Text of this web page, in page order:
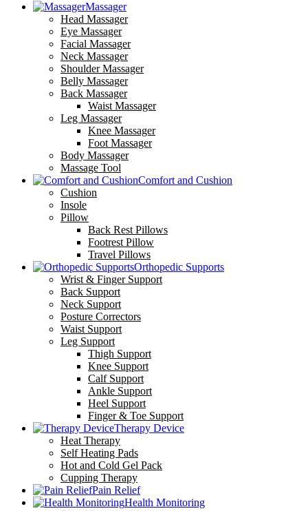
Massager
Head Massager
Eye Massager
Facial Massager
Neck Massager
Shoulder Massager
Belly Massager
Back Massager
Waist Massager
Leg Massager
Knee Massager
Foot Massager
Body Massager
Massage Tool
Comfort and Cushion
Cushion
Insole
Pillow
Back Rest Pillows
Footrest Pillow
Travel Pillows
Orthopedic Supports
Wrist & Finger Support
Back Support
Neck Support
Posture Correctors
Waist Support
Leg Support
Thigh Support
Knee Support
Calf Support
Ankle Support
Heel Support
Finger & Toe Support
Therapy Device
Heat Therapy
Self Heating Pads
Hot and Cold Gel Pack
Cupping Therapy
Pain Relief
Health Monitoring